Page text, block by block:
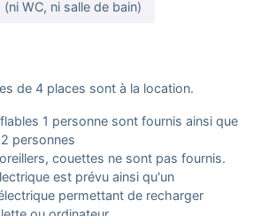
WC, ni salle de bain)
de 4 places sont à la location.
1 personne sont fournis ainsi que
personnes
couettes ne sont pas fournis.
est prévu ainsi qu'un
permettant de recharger